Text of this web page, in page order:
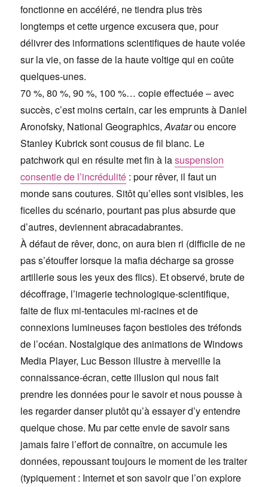
fonctionne en accéléré, ne tiendra plus très
longtemps et cette urgence excusera que, pour
délivrer des informations scientifiques de haute volée
sur la vie, on fasse de la haute voltige qui en coûte
quelques-unes.
70 %, 80 %, 90 %, 100 %… copie effectuée – avec
succès, c’est moins certain, car les emprunts à Daniel
Aronofsky, National Geographics,Avatarou encore
Stanley Kubrick sont cousus de fil blanc. Le
patchwork qui en résulte met fin à lasuspension
consentie de l’incrédulité : pour rêver, il faut un
monde sans coutures. Sitôt qu’elles sont visibles, les
ficelles du scénario, pourtant pas plus absurde que
d’autres, deviennent abracadabrantes.
À défaut de rêver, donc, on aura bien ri (difficile de ne
pas s’étouffer lorsque la mafia décharge sa grosse
artillerie sous les yeux des flics). Et observé, brute de
décoffrage, l’imagerie technologique-scientifique,
faite de flux mi-tentacules mi-racines et de
connexions lumineuses façon bestioles des tréfonds
de l’océan. Nostalgique des animations de Windows
Media Player, Luc Besson illustre à merveille la
connaissance-écran, cette illusion qui nous fait
prendre les données pour le savoir et nous pousse à
les regarder danser plutôt qu’à essayer d’y entendre
quelque chose. Mu par cette envie de savoir sans
jamais faire l’effort de connaître, on accumule les
données, repoussant toujours le moment de les traiter
(typiquement : Internet et son savoir que l’on explore